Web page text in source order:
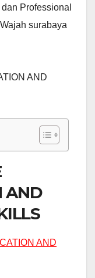
Professional
surabaya
AND
AND